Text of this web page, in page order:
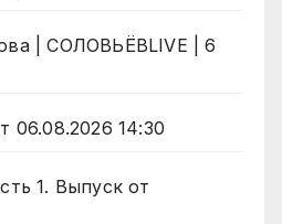
| СОЛОВЬЁВLIVE | 6
06.08.2026 14:30
1. Выпуск от